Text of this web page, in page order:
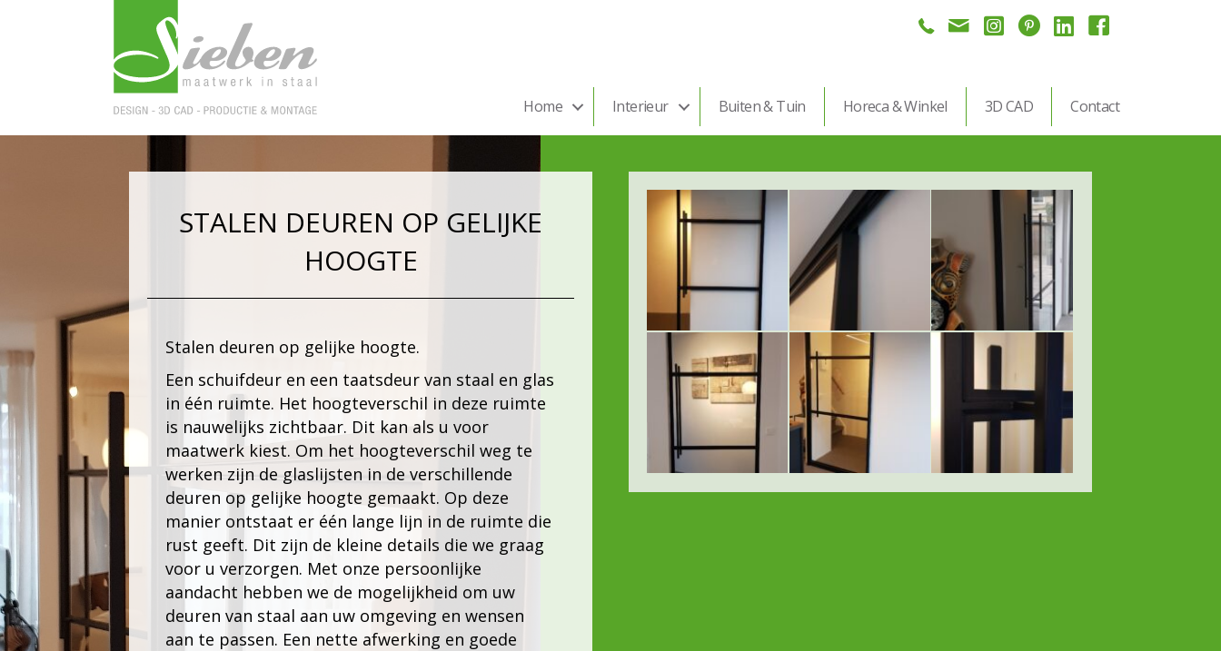
Home Interieur Buiten & Tuin Horeca & Winkel 3D CAD Contact
STALEN DEUREN OP GELIJKE
HOOGTE
Stalen deuren op gelijke hoogte.
Een schuifdeur en een taatsdeur van staal en glas
in één ruimte. Het hoogteverschil in deze ruimte
is nauwelijks zichtbaar. Dit kan als u voor
maatwerk kiest. Om het hoogteverschil weg te
werken zijn de glaslijsten in de verschillende
deuren op gelijke hoogte gemaakt. Op deze
manier ontstaat er één lange lijn in de ruimte die
rust geeft. Dit zijn de kleine details die we graag
voor u verzorgen. Met onze persoonlijke
aandacht hebben we de mogelijkheid om uw
deuren van staal aan uw omgeving en wensen
aan te passen. Een nette afwerking en goede